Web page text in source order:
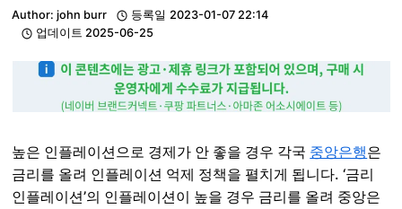
Author: john burr 등록일 2023-01-07 22:14
업데이트 2025-06-25
높은 인플레이션으로 경제가 안 좋을 경우 각국 중앙은행은
금리를 올려 인플레이션 억제 정책을 펼치게 됩니다. ‘금리
인플레이션’의 인플레이션이 높을 경우 금리를 올려 중앙은